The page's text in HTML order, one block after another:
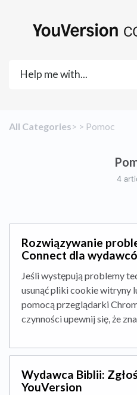
All Categories​>​ ​ > ​ ​Pomoc
4
Rozwiązywanie
Connect dla
Jeśli występują problemy
usunąć pliki cookie witryny
pomocą przeglądarki
czynności upewnij się, że
Wydawca Biblii:
YouVersion